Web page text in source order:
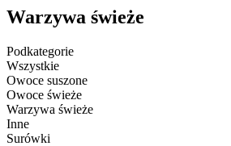
Warzywa świeże
Podkategorie
Wszystkie
Owoce suszone
Owoce świeże
Warzywa świeże
Inne
Surówki